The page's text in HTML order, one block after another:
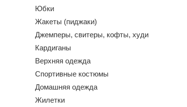
Юбки
Жакеты (пиджаки)
Джемперы, свитеры, кофты, худи
Кардиганы
Верхняя одежда
Спортивные костюмы
Домашняя одежда
Жилетки